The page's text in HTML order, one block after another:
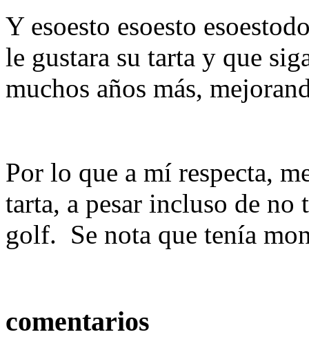
Y esoesto esoesto
le gustara su tarta y que
muchos años más,
Por lo que a mí respecta,
tarta, a pesar incluso de no
golf. Se nota que tenía
comentarios